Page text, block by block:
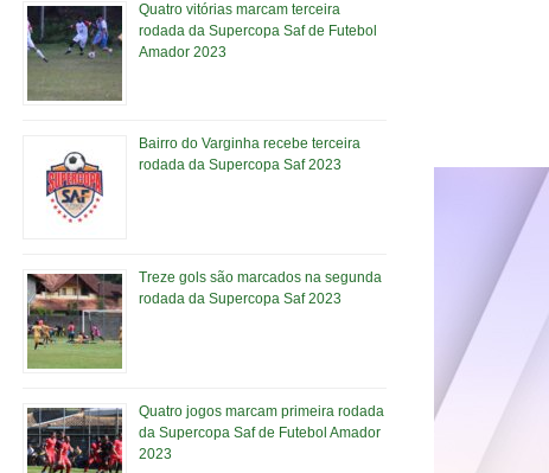
Quatro vitórias marcam terceira
rodada da Supercopa Saf de Futebol
Amador 2023
Bairro do Varginha recebe terceira
rodada da Supercopa Saf 2023
Treze gols são marcados na segunda
rodada da Supercopa Saf 2023
Quatro jogos marcam primeira rodada
da Supercopa Saf de Futebol Amador
2023